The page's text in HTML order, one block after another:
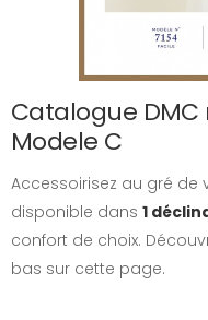
Catalogue
Modele C
Accessoirisez au gré de
disponible dans 1
confort de choix.
bas sur cette page.